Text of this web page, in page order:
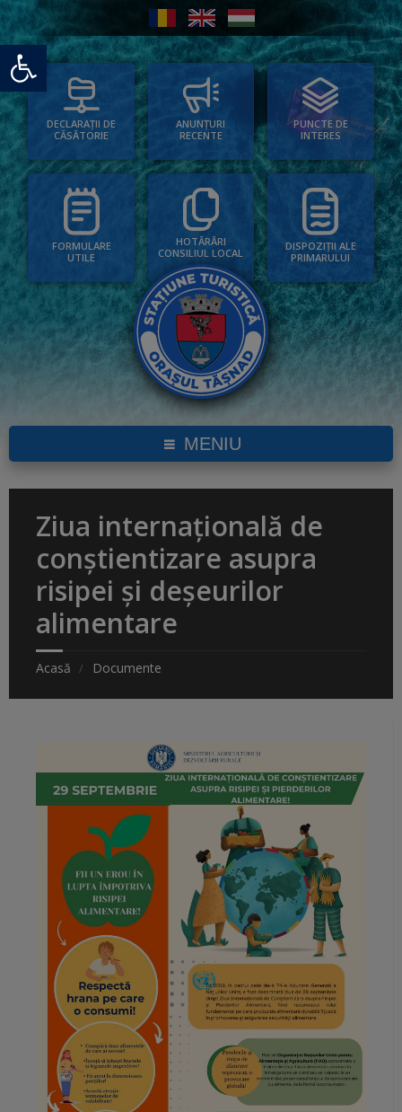
Deschide bara de unelte
DECLARAȚII DE
CĂSĂTORIE
ANUNȚURI
RECENTE
PUNCTE DE
INTERES
FORMULARE
UTILE
HOTĂRÂRI
CONSILIUL LOCAL
DISPOZIȚII ALE
PRIMARULUI
MENIU
Ziua internațională de
conștientizare asupra
risipei și deșeurilor
alimentare
Acasă Documente